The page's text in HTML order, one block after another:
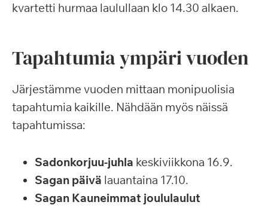
kvartetti hurmaa laulullaan klo 14.30 alkaen.
Tapahtumia ympäri vuoden
Järjestämme vuoden mittaan monipuolisia
tapahtumia kaikille. Nähdään myös näissä
tapahtumissa:
Sadonkorjuu-juhla keskiviikkona 16.9.
Sagan päivä lauantaina 17.10.
Sagan Kauneimmat joululaulut